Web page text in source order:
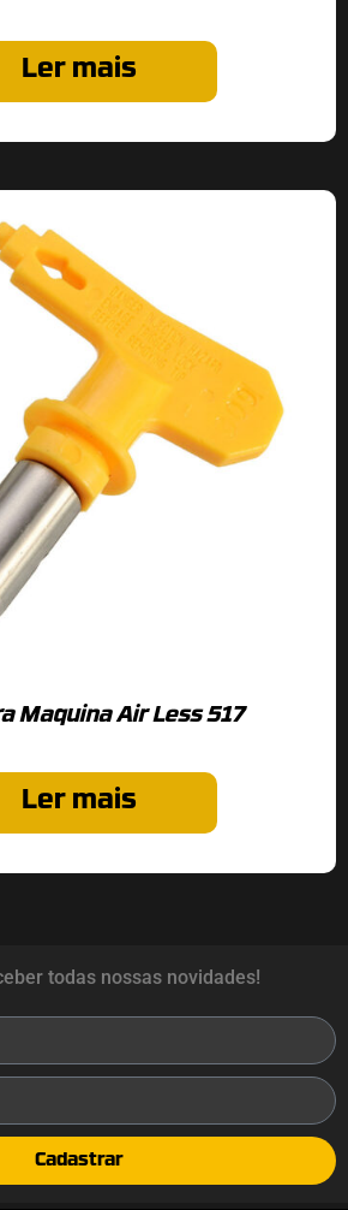
Ler mais
Maquina Air Less 517
Ler mais
todas nossas novidades!
Cadastrar